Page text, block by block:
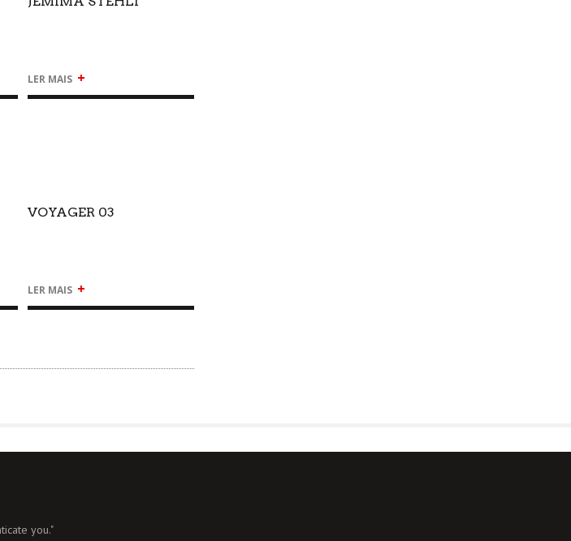
LER MAIS +
VOYAGER 03
LER MAIS +
you."